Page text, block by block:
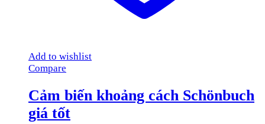
Add to wishlist
Compare
Cảm biến khoảng cách Schönbuch
giá tốt